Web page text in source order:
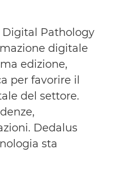
Digital Pathology
digitale
edizione,
per favorire il
del settore.
Dedalus
sta